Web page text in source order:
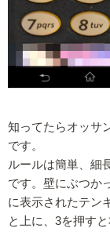
知ってたらオッサ
です。
ルールは簡単、細
です。壁にぶつか
に表示されたテン
と上に、3を押す